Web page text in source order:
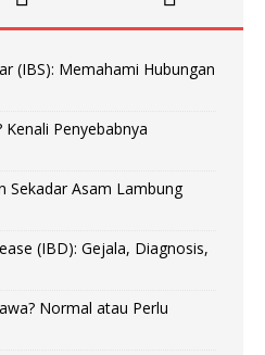
(IBS): Memahami Hubungan
Penyebabnya
Sekadar Asam Lambung
(IBD): Gejala, Diagnosis,
Normal atau Perlu